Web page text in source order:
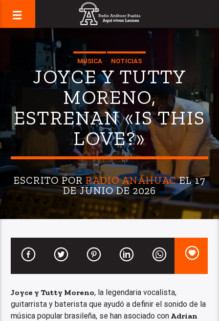
MÚSICA NOTICIAS
JOYCE Y TUTTY
MORENO,
ESTRENAN «IS THIS
LOVE?»
ESCRITO POR RADIO ANÁHUACEL 17
DE JUNIO DE 2026
Joyce yTutty Moreno, la legendaria vocalista,
guitarrista y baterista que ayudó a definir el sonido de la
música popular brasileña, se han asociado con Adrian